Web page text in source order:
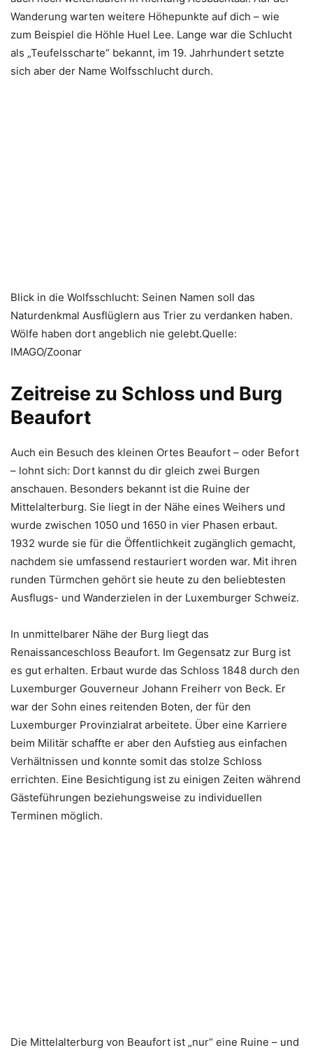
Wanderung warten weitere Höhepunkte auf dich – wie
zum Beispiel die Höhle Huel Lee. Lange war die Schlucht
als „Teufelsscharte“ bekannt, im 19. Jahrhundert setzte
sich aber der Name Wolfsschlucht durch.
Blick in die Wolfsschlucht: Seinen Namen soll das
Naturdenkmal Ausflüglern aus Trier zu verdanken haben.
Wölfe haben dort angeblich nie gelebt.Quelle:
IMAGO/Zoonar
Zeitreise zu Schloss und Burg
Beaufort
Auch ein Besuch des kleinen Ortes Beaufort – oder Befort
– lohnt sich: Dort kannst du dir gleich zwei Burgen
anschauen. Besonders bekannt ist die Ruine der
Mittelalterburg. Sie liegt in der Nähe eines Weihers und
wurde zwischen 1050 und 1650 in vier Phasen erbaut.
1932 wurde sie für die Öffentlichkeit zugänglich gemacht,
nachdem sie umfassend restauriert worden war. Mit ihren
runden Türmchen gehört sie heute zu den beliebtesten
Ausflugs- und Wanderzielen in der Luxemburger Schweiz.
In unmittelbarer Nähe der Burg liegt das
Renaissanceschloss Beaufort. Im Gegensatz zur Burg ist
es gut erhalten. Erbaut wurde das Schloss 1848 durch den
Luxemburger Gouverneur Johann Freiherr von Beck. Er
war der Sohn eines reitenden Boten, der für den
Luxemburger Provinzialrat arbeitete. Über eine Karriere
beim Militär schaffte er aber den Aufstieg aus einfachen
Verhältnissen und konnte somit das stolze Schloss
errichten. Eine Besichtigung ist zu einigen Zeiten während
Gästeführungen beziehungsweise zu individuellen
Terminen möglich.
Die Mittelalterburg von Beaufort ist „nur“ eine Ruine – und